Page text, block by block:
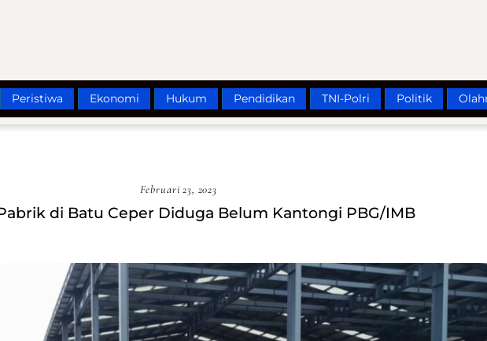
Peristiwa Ekonomi Hukum Pendidikan TNI-Polri Politik
Februari 23, 2023
di Batu Ceper Diduga Belum Kantongi PBG/IMB